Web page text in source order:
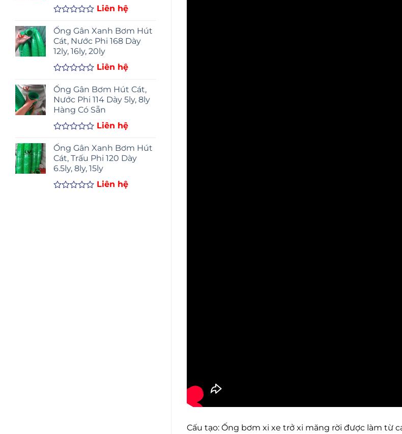
xếp
hạng
0
5
Liên hệ
Ống Gân Xanh Bơm Hút
Cát, Nước Phi 168 Dày
12ly, 16ly, 20ly
xếp
hạng
0
5
Liên hệ
Ống Gân Bơm Hút Cát,
Nước Phi 114 Dày 5ly, 8ly
Hàng Có Sẵn
xếp
hạng
0
5
Liên hệ
Ống Gân Xanh Bơm Hút
Cát, Trấu Phi 120 Dày
6.5ly, 8ly, 15ly
Liên hệ
Cấu tạo: Ống bơm xi xe trở xi măng rời được làm từ